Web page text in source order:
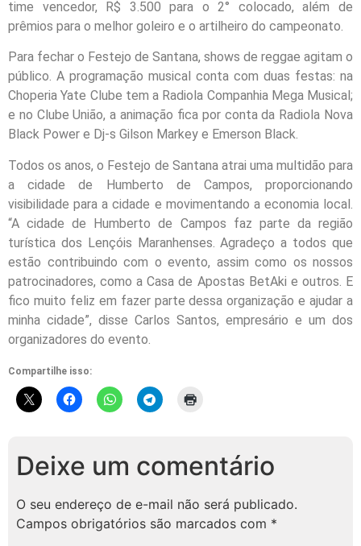
time vencedor, R$ 3.500 para o 2° colocado, além de
prêmios para o melhor goleiro e o artilheiro do campeonato.
Para fechar o Festejo de Santana, shows de reggae agitam o
público. A programação musical conta com duas festas: na
Choperia Yate Clube tem a Radiola Companhia Mega Musical;
e no Clube União, a animação fica por conta da Radiola Nova
Black Power e Dj-s Gilson Markey e Emerson Black.
Todos os anos, o Festejo de Santana atrai uma multidão para
a cidade de Humberto de Campos, proporcionando
visibilidade para a cidade e movimentando a economia local.
“A cidade de Humberto de Campos faz parte da região
turística dos Lençóis Maranhenses. Agradeço a todos que
estão contribuindo com o evento, assim como os nossos
patrocinadores, como a Casa de Apostas BetAki e outros. E
fico muito feliz em fazer parte dessa organização e ajudar a
minha cidade”, disse Carlos Santos, empresário e um dos
organizadores do evento.
Compartilhe isso:
Deixe um comentário
O seu endereço de e-mail não será publicado.
Campos obrigatórios são marcados com *